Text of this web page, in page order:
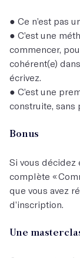
● Ce n’est pas
● C’est une
commencer,
cohérent(e)
écrivez.
● C’est une
construite, sans
Bonus
Si vous décidez
complète «
que vous avez
d’inscription.
Une